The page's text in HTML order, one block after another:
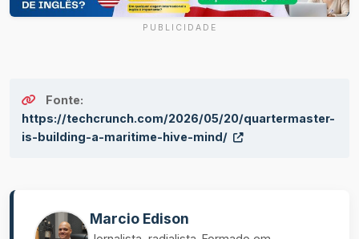
PUBLICIDADE
Fonte:
https://techcrunch.com/2026/05/20/quartermaster-
is-building-a-maritime-hive-mind/
Marcio Edison